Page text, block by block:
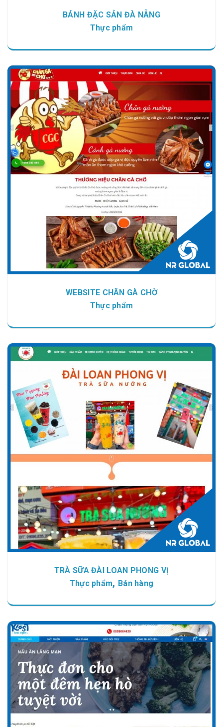
BÁNH ĐẶC SẢN ĐÀ NẴNG
Thực phẩm
Chi tiết Xem giao diện
WEBSITE CHÂN GÀ CHỜ
Thực phẩm
Xem giao diện
TRÀ SỮA ĐÀI LOAN PHONG VỊ
Thực phẩm, Bán hàng